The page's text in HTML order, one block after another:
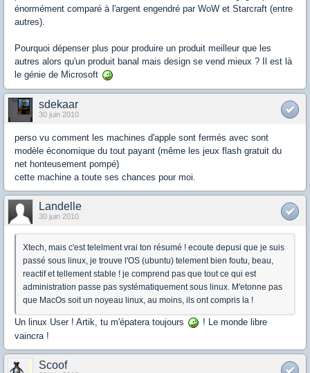
énormément comparé à l'argent engendré par WoW et Starcraft (entre
autres).
Pourquoi dépenser plus pour produire un produit meilleur que les
autres alors qu'un produit banal mais design se vend mieux ? Il est là
le génie de Microsoft
sdekaar
30 juin 2010
perso vu comment les machines d'apple sont fermés avec sont
modèle économique du tout payant (même les jeux flash gratuit du
net honteusement pompé)
cette machine a toute ses chances pour moi.
Landelle
30 juin 2010
Xtech, mais c'est telelment vrai ton résumé ! ecoute depusi que je suis
passé sous linux, je trouve l'OS (ubuntu) telement bien foutu, beau,
reactif et tellement stable ! je comprend pas que tout ce qui est
administration passe pas systématiquement sous linux. M'etonne pas
que MacOs soit un noyeau linux, au moins, ils ont compris la !
Un linux User ! Artik, tu m'épatera toujours
! Le monde libre
vaincra !
Scoof